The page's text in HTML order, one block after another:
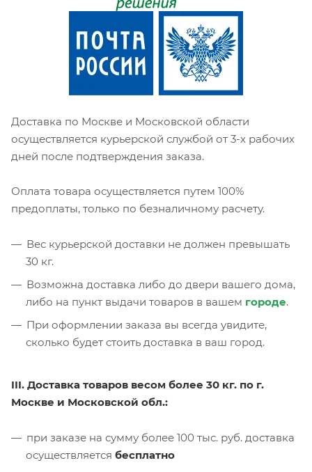
Доставка по Москве и Московской области
осуществляется курьерской службой от 3-х рабочих
дней после подтверждения заказа.
Оплата товара осуществляется путем 100%
предоплаты, только по безналичному расчету.
Вес курьерской доставки не должен превышать
30 кг.
Возможна доставка либо до двери вашего дома,
либо на пункт выдачи товаров в вашем городе.
При оформлении заказа вы всегда увидите,
сколько будет стоить доставка в ваш город.
III. Доставка товаров весом более 30 кг. по г.
Москве и Московской обл.:
при заказе на сумму более 100 тыс. руб. доставка
осуществляется бесплатно